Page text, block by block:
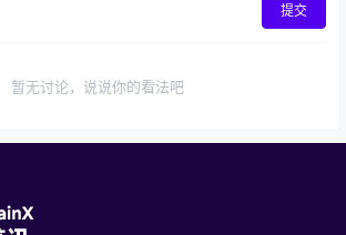
提交
暂无讨论，说说你的看法吧